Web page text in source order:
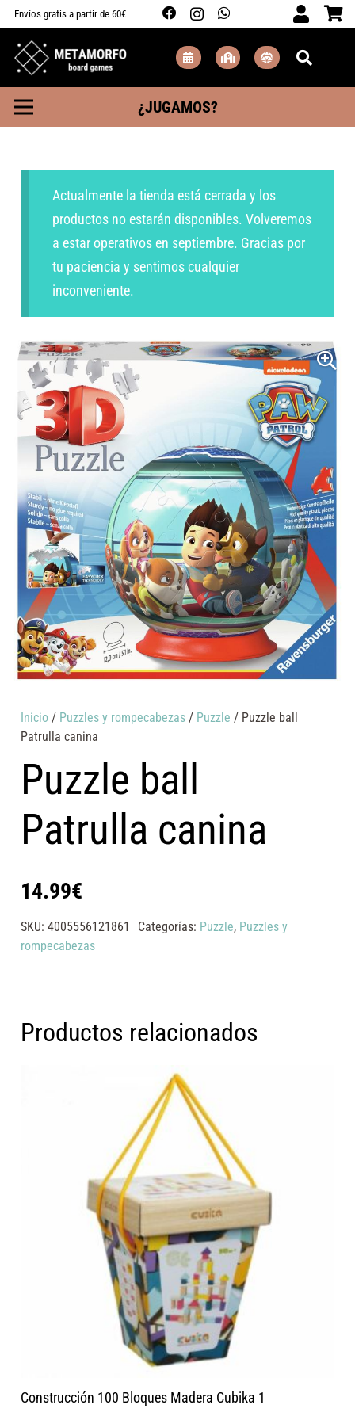
Envíos gratis a partir de 60€
¿JUGAMOS?
Actualmente la tienda está cerrada y los
productos no estarán disponibles. Volveremos
a estar operativos en septiembre. Gracias por
tu paciencia y sentimos cualquier
inconveniente.
Inicio / Puzzles y rompecabezas / Puzzle / Puzzle ball
Patrulla canina
Puzzle ball
Patrulla canina
14.99€
SKU:4005556121861 Categorías: Puzzle, Puzzles y
rompecabezas
Productos relacionados
Construcción 100 Bloques Madera Cubika 1